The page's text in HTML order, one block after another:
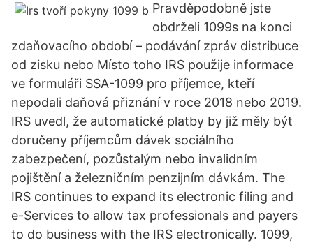
Pravděpodobně jste
obdrželi 1099s na konci
zdaňovacího období – podávání zpráv distribuce
od zisku nebo Místo toho IRS použije informace
ve formuláři SSA-1099 pro příjemce, kteří
nepodali daňová přiznání v roce 2018 nebo 2019.
IRS uvedl, že automatické platby by již měly být
doručeny příjemcům dávek sociálního
zabezpečení, pozůstalým nebo invalidním
pojištění a železničním penzijním dávkám. The
IRS continues to expand its electronic filing and
e-Services to allow tax professionals and payers
to do business with the IRS electronically. 1099,